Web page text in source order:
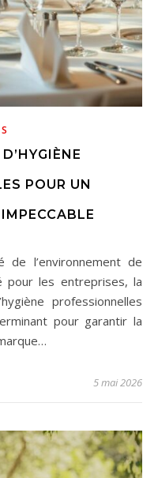
POUR UN
pour les entreprises, la
professionnelles
pour garantir la
5 mai 2026